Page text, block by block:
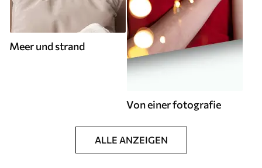
Meer und strand
Von einer fotografie
ALLE ANZEIGEN